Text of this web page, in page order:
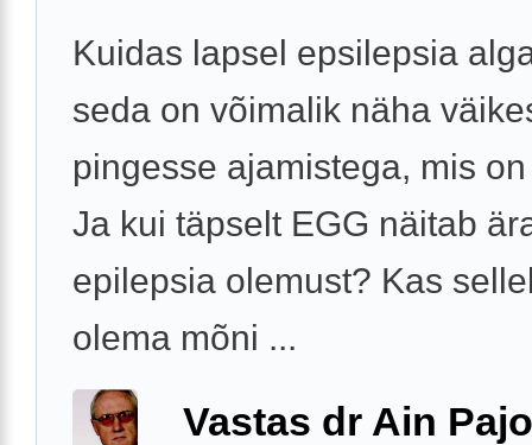
Kuidas lapsel epsilepsia
seda on võimalik näha
pingesse ajamistega, mis
Ja kui täpselt EGG näitab
epilepsia olemust? Kas
olema mõni ...
Vastas dr Ain